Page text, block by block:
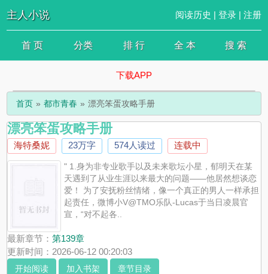
主人小说 阅读历史 | 登录| 注册
首 页 分类 排 行 全 本 搜 索
下载APP
首页 都市青春 漂亮笨蛋攻略手册
漂亮笨蛋攻略手册
海特桑妮 23万字 574人读过 连载中
" 1.身为非专业歌手以及未来歌坛小星，郁明天在某
天遇到了从业生涯以来最大的问题——他居然想谈恋
爱！ 为了安抚粉丝情绪，像一个真正的男人一样承担
起责任，微博小V@TMO乐队-Lucas于当日凌晨官
宣，“对不起各..
最新章节：第139章
更新时间：2026-06-12 00:20:03
开始阅读 加入书架 章节目录